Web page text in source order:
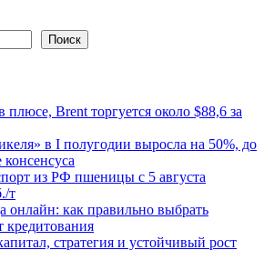
Поиск
плюсе, Brent торгуется около $88,6 за
в I полугодии выросла на 50%, до
из РФ пшеницы с 5 августа
т
онлайн: как правильно выбрать
стратегия и устойчивый рост